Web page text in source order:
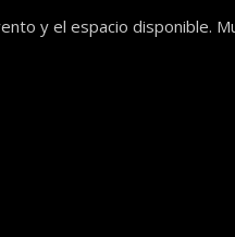
y el espacio disponible.